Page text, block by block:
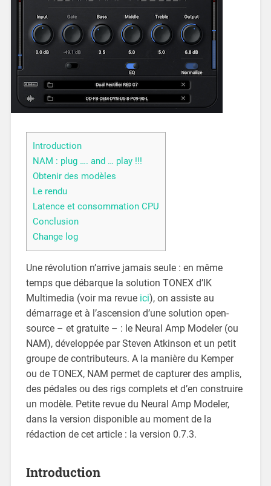
Introduction
NAM : plug …. and … play !!!
Obtenir des modèles
Le rendu
Latence et consommation CPU
Conclusion
Change log
Une révolution n’arrive jamais seule : en même
temps que débarque la solution TONEX d’IK
Multimedia (voir ma revue ici), on assiste au
démarrage et à l’ascension d’une solution open-
source – et gratuite – : le Neural Amp Modeler (ou
NAM), développée par Steven Atkinson et un petit
groupe de contributeurs. A la manière du Kemper
ou de TONEX, NAM permet de capturer des amplis,
des pédales ou des rigs complets et d’en construire
un modèle. Petite revue du Neural Amp Modeler,
dans la version disponible au moment de la
rédaction de cet article : la version 0.7.3.
Introduction